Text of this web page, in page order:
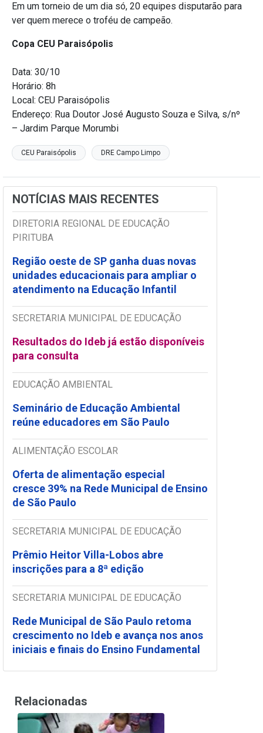
Em um torneio de um dia só, 20 equipes disputarão para
ver quem merece o troféu de campeão.
Copa CEU Paraisópolis
Data: 30/10
Horário: 8h
Local: CEU Paraisópolis
Endereço: Rua Doutor José Augusto Souza e Silva, s/nº
– Jardim Parque Morumbi
CEU Paraisópolis DRE Campo Limpo
NOTÍCIAS MAIS RECENTES
DIRETORIA REGIONAL DE EDUCAÇÃO
PIRITUBA
Região oeste de SP ganha duas novas
unidades educacionais para ampliar o
atendimento na Educação Infantil
SECRETARIA MUNICIPAL DE EDUCAÇÃO
Resultados do Ideb já estão disponíveis
para consulta
EDUCAÇÃO AMBIENTAL
Seminário de Educação Ambiental
reúne educadores em São Paulo
ALIMENTAÇÃO ESCOLAR
Oferta de alimentação especial
cresce 39% na Rede Municipal de Ensino
de São Paulo
SECRETARIA MUNICIPAL DE EDUCAÇÃO
Prêmio Heitor Villa-Lobos abre
inscrições para a 8ª edição
SECRETARIA MUNICIPAL DE EDUCAÇÃO
Rede Municipal de São Paulo retoma
crescimento no Ideb e avança nos anos
iniciais e finais do Ensino Fundamental
Relacionadas